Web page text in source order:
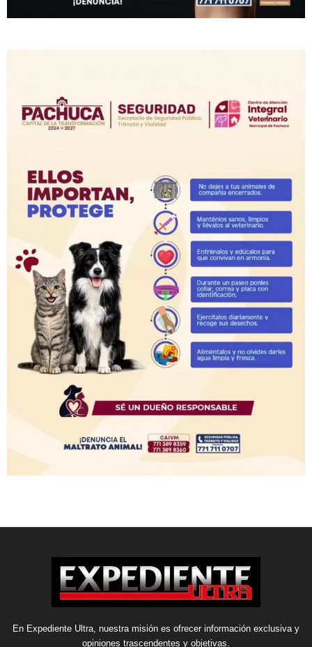
En Expediente Ultra, nuestra misión es ofrecer información exclusiva y
opiniones trascendentes y objetivas.